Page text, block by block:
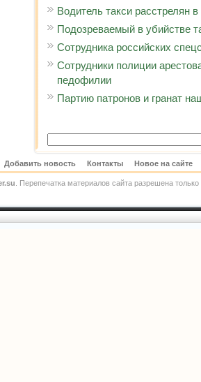
Водитель такси расстрелян
Подозреваемый в убийстве
Сотрудника российских
Сотрудники полиции
педофилии
Партию патронов и гранат
Добавить новость Контакты Новое на сайте
. Перепечатка материалов сайта разрешена